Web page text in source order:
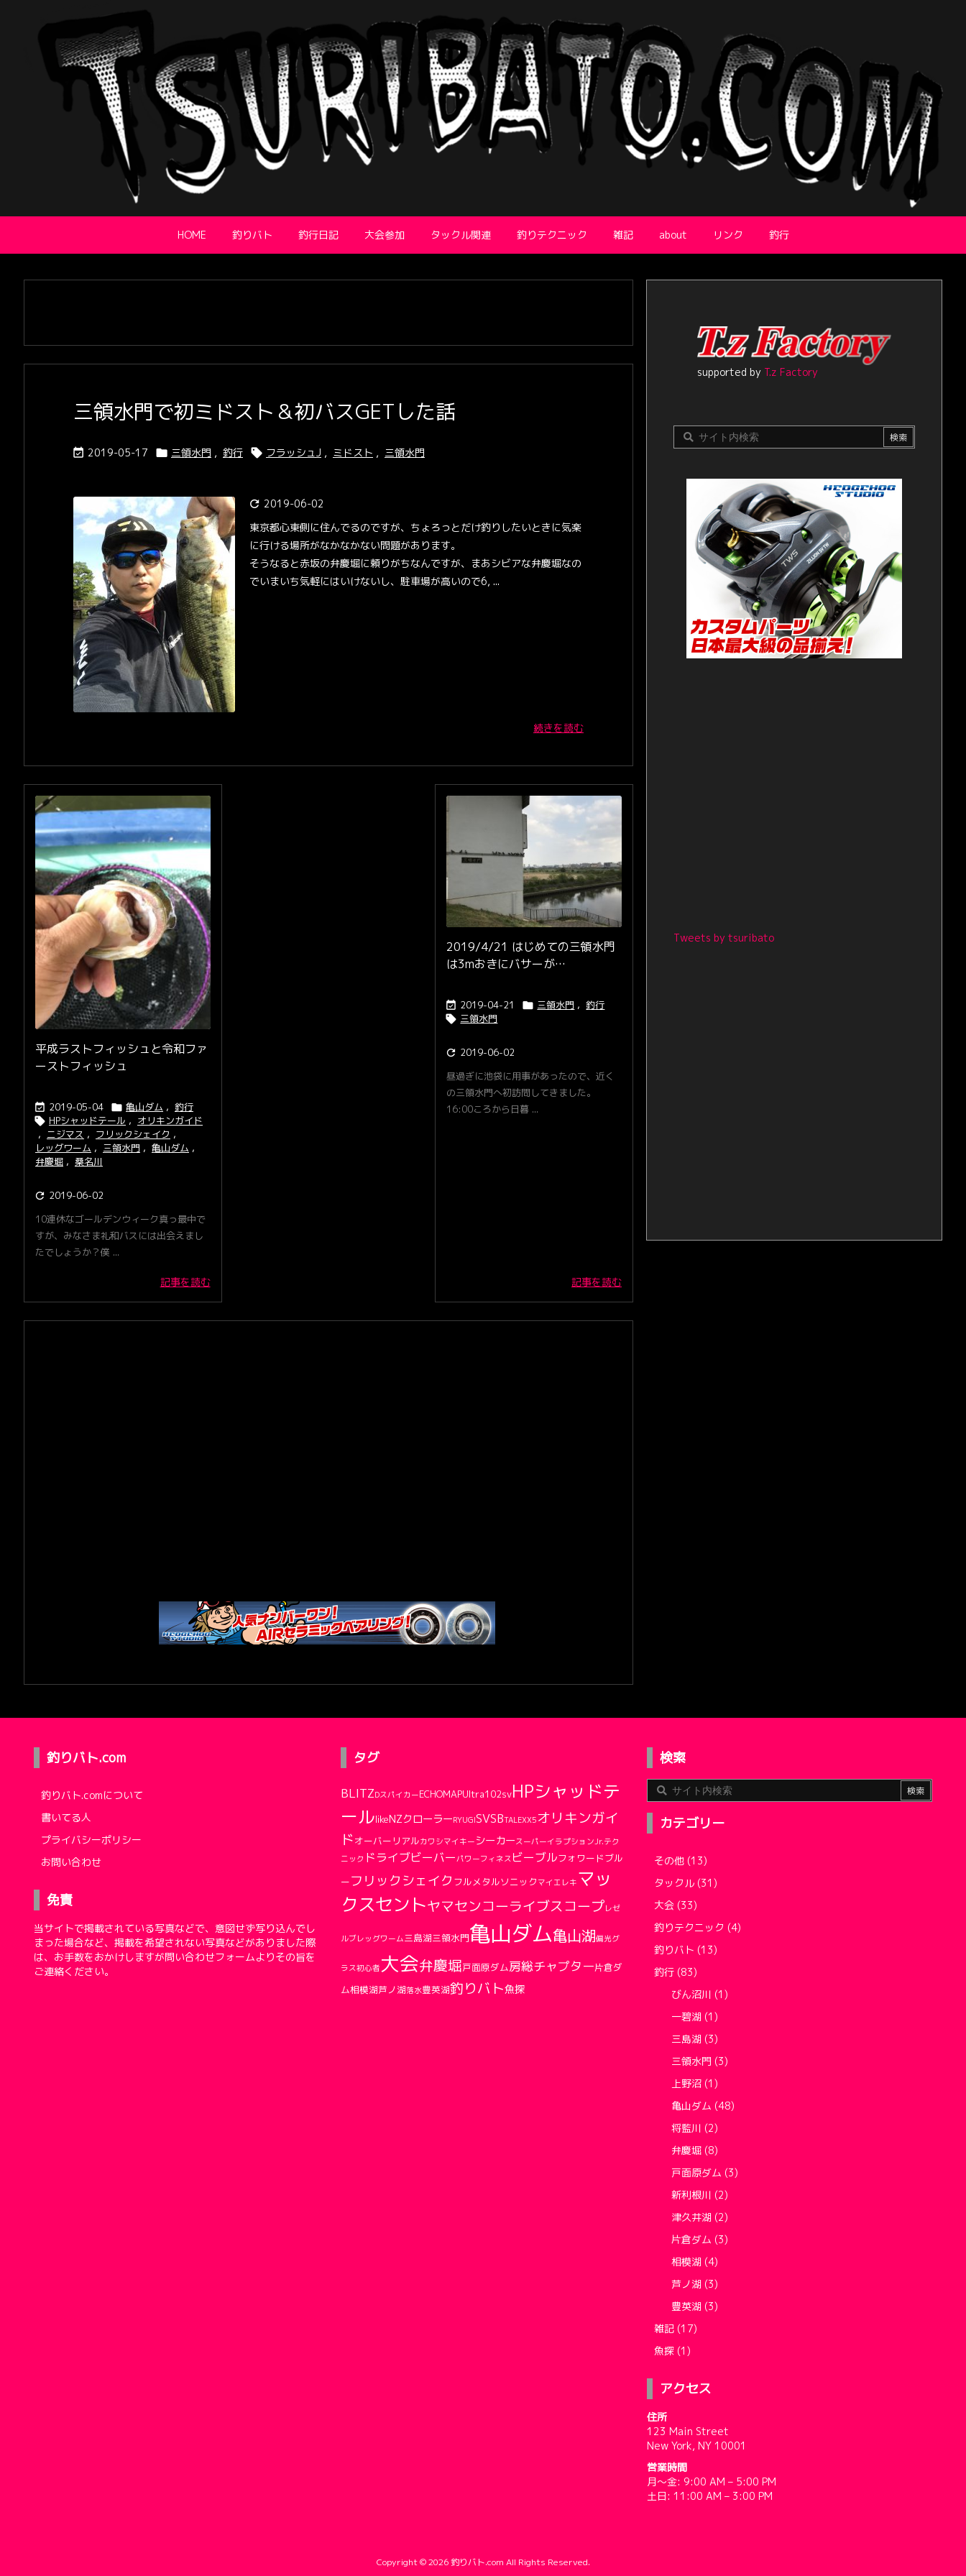
HOME 釣りバト 釣行日記 大会参加 タックル関連 釣りテクニック 雑記 about リンク 釣行
三領水門で初ミドスト＆初バスGETした話
 2019-05-17  三領水門 , 釣行  フラッシュJ , ミドスト , 三領水門
 2019-06-02
東京都心東側に住んでるのですが、ちょろっとだけ釣りしたいときに気楽
に行ける場所がなかなかない問題があります。
そうなると赤坂の弁慶堀に頼りがちなんですが、まあシビアな弁慶堀なの
でいまいち気軽にはいけないし、駐車場が高いので6, ...
続きを読む
平成ラストフィッシュと令和ファ
ーストフィッシュ
 2019-05-04  亀山ダム , 釣行
 HPシャッドテール , オリキンガイド
, ニジマス , フリックシェイク ,
レッグワーム , 三領水門 , 亀山ダム ,
弁慶堀 , 桑名川
 2019-06-02
10連休なゴールデンウィーク真っ最中で
すが、みなさま礼和バスには出会えまし
たでしょうか？僕 ...
記事を読む
2019/4/21 はじめての三領水門
は3mおきにバサーが…
 2019-04-21  三領水門 , 釣行
 三領水門
 2019-06-02
昼過ぎに池袋に用事があったので、近く
の三領水門へ初訪問してきました。
16:00ころから日暮 ...
記事を読む
supported by T.z Factory
Tweets by tsuribato
釣りバト.com
釣りバト.comについて
書いてる人
プライバシーポリシー
お問い合わせ
免責
当サイトで掲載されている写真などで、意図せず写り込んでし
まった場合など、掲載を希望されない写真などがありました際
は、お手数をおかけしますが問い合わせフォームよりその旨を
ご連絡ください。
タグ
BLITZDスパイカーECHOMAPUltra102svHPシャッドテ
ールlikeNZクローラーRYUGISVSBTALEXX5 オリキンガイ
ドオーバーリアルカワシマイキー シーカースーパーイラプションJr.テク
ニック ドライブビーバーパワーフィネス ビーブルフォワードブル
ーフリックシェイク フルメタルソニック マイエレキ マッ
クスセントヤマセンコーライブスコープレゼ
ルブレッグワーム三島湖三領水門亀山ダム亀山湖偏光グ
ラス初心者大会弁慶堀戸面原ダム房総チャプター片倉ダ
ム相模湖芦ノ湖落水豊英湖釣りバト魚探
検索
カテゴリー
その他 (13)
タックル (31)
大会 (33)
釣りテクニック (4)
釣りバト (13)
釣行 (83)
びん沼川 (1)
一碧湖 (1)
三島湖 (3)
三領水門 (3)
上野沼 (1)
亀山ダム (48)
将監川 (2)
弁慶堀 (8)
戸面原ダム (3)
新利根川 (2)
津久井湖 (2)
片倉ダム (3)
相模湖 (4)
芦ノ湖 (3)
豊英湖 (3)
雑記 (17)
魚探 (1)
アクセス
住所
123 Main Street
New York, NY 10001
営業時間
月〜金: 9:00 AM – 5:00 PM
土日: 11:00 AM – 3:00 PM
Copyright ©2026 釣りバト.com All Rights Reserved.